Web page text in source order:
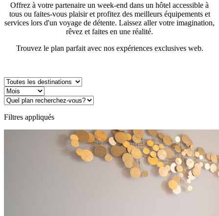
Offrez à votre partenaire un week-end dans un hôtel accessible à
tous ou faites-vous plaisir et profitez des meilleurs équipements et
services lors d'un voyage de détente. Laissez aller votre imagination,
rêvez et faites en une réalité.
Trouvez le plan parfait avec nos expériences exclusives web.
Filtres appliqués